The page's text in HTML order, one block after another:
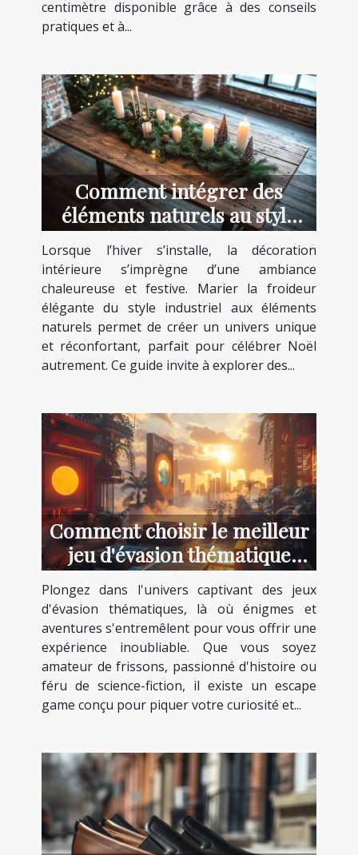
centimètre disponible grâce à des conseils
pratiques et à...
Comment intégrer des
éléments naturels au style
industriel pour Noël ?
Lorsque l’hiver s’installe, la décoration
intérieure s’imprègne d’une ambiance
chaleureuse et festive. Marier la froideur
élégante du style industriel aux éléments
naturels permet de créer un univers unique
et réconfortant, parfait pour célébrer Noël
autrement. Ce guide invite à explorer des...
Comment choisir le meilleur
jeu d'évasion thématique
pour votre prochaine
aventure
Plongez dans l'univers captivant des jeux
d'évasion thématiques, là où énigmes et
aventures s'entremêlent pour vous offrir une
expérience inoubliable. Que vous soyez
amateur de frissons, passionné d'histoire ou
féru de science-fiction, il existe un escape
game conçu pour piquer votre curiosité et...